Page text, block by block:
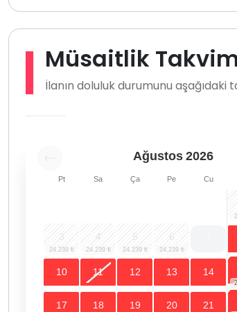
Müsaitlik
İlanın doluluk durumunu
Ağustos 2026
Pt Sa Ça Pe Cu
3 4 5 6
10 11 12 13 14
17 18 19 20 21